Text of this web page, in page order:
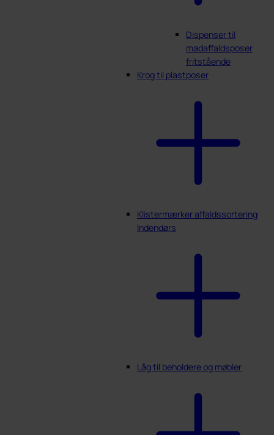
Dispenser til
madaffaldsposer
fritstående
Krog til plastposer
Klistermærker affaldssortering
Indendørs
Låg til beholdere og møbler